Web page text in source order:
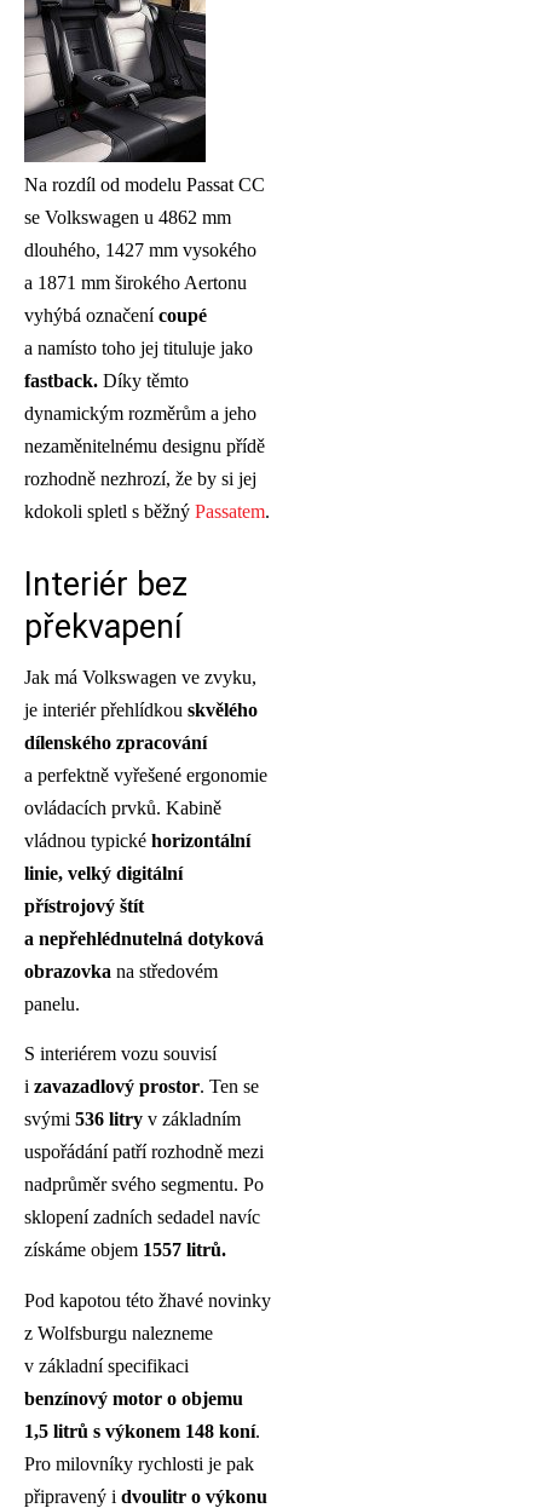
Na rozdíl od modelu Passat CC
se Volkswagen u 4862 mm
dlouhého, 1427 mm vysokého
a 1871 mm širokého Aertonu
vyhýbá označenícoupé
a namísto toho jej tituluje jako
fastback. Díky těmto
dynamickým rozměrům a jeho
nezaměnitelnému designu přídě
rozhodně nezhrozí, že by si jej
kdokoli spletl s běžný Passatem.
Interiér bez
překvapení
Jak má Volkswagen ve zvyku,
je interiér přehlídkou skvělého
dílenského zpracování
a perfektně vyřešené ergonomie
ovládacích prvků. Kabině
vládnou typické horizontální
linie, velký digitální
přístrojový štít
a nepřehlédnutelná dotyková
obrazovka na středovém
panelu.
S interiérem vozu souvisí
i zavazadlový prostor. Ten se
svými 536 litry v základním
uspořádání patří rozhodně mezi
nadprůměr svého segmentu. Po
sklopení zadních sedadel navíc
získáme objem 1557 litrů.
Pod kapotou této žhavé novinky
z Wolfsburgu nalezneme
v základní specifikaci
benzínový motor o objemu
1,5 litrů s výkonem 148 koní.
Pro milovníky rychlosti je pak
připravený i dvoulitr o výkonu